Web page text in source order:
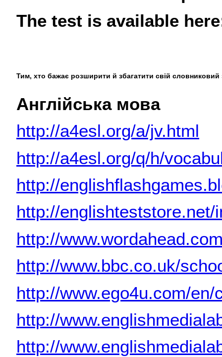
The test is available
Тим, хто бажає розширити й збагатити свій словниковий
Англійська мова
http://a4esl.org/a/jv.html
http://a4esl.org/q/h/
http://
http://
http://
http://www.bbc.co.uk/
http://www.ego4u.com/
http://
http://